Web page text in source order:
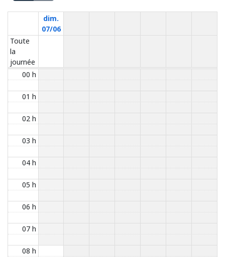
dim.
07/06
Toute
la
journée
00 h
01 h
02 h
03 h
04 h
05 h
06 h
07 h
08 h